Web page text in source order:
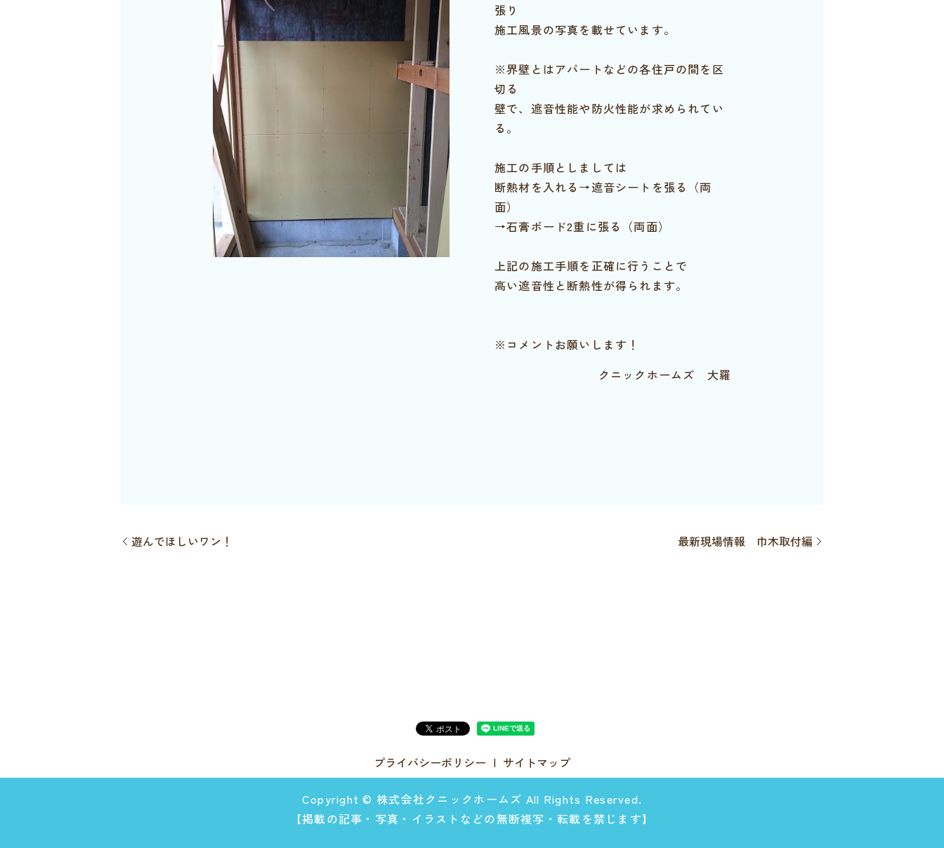
張り
施工風景の写真を載せています。
※界壁とはアパートなどの各住戸の間を区
切る
壁で、遮音性能や防火性能が求められてい
る。
施工の手順としましては
断熱材を入れる→遮音シートを張る（両
面）
→石膏ボード2重に張る（両面）
上記の施工手順を正確に行うことで
高い遮音性と断熱性が得られます。
※コメントお願いします！
クニックホームズ 大羅
遊んでほしいワン！ 最新現場情報 巾木取付編
プライバシーポリシー サイトマップ
Copyright © 株式会社クニックホームズ All Rights Reserved.
【掲載の記事・写真・イラストなどの無断複写・転載を禁じます】